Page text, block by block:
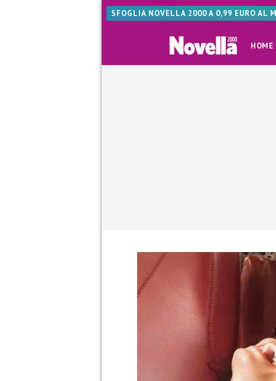
SFOGLIA NOVELLA 2000 A 0,99 EURO AL
HOME